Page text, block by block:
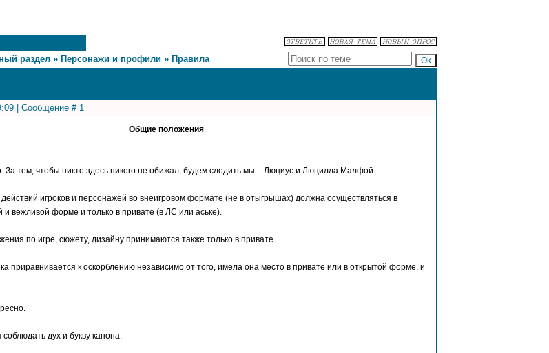
раздел » Персонажи и профили » Правила
| Сообщение # 1
Общие положения
За тем, чтобы никто здесь никого не обижал, будем следить мы – Люциус и Люцилла Малфой.
действий игроков и персонажей во внеигровом формате (не в отыгрышах) должна осуществляться в
и вежливой форме и только в привате (в ЛС или аське).
по игре, сюжету, дизайну принимаются также только в привате.
приравнивается к оскорблению независимо от того, имела она место в привате или в открытой форме, и
дух и букву канона.